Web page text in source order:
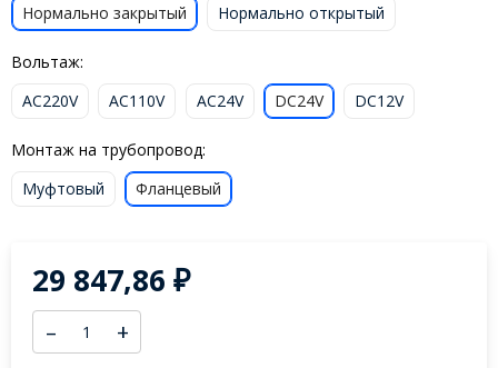
Нормально закрытый
Нормально открытый
Вольтаж:
AC220V
AC110V AC24V DC24V DC12V
Монтаж на трубопровод:
Муфтовый
Фланцевый
29 847,86₽
– +